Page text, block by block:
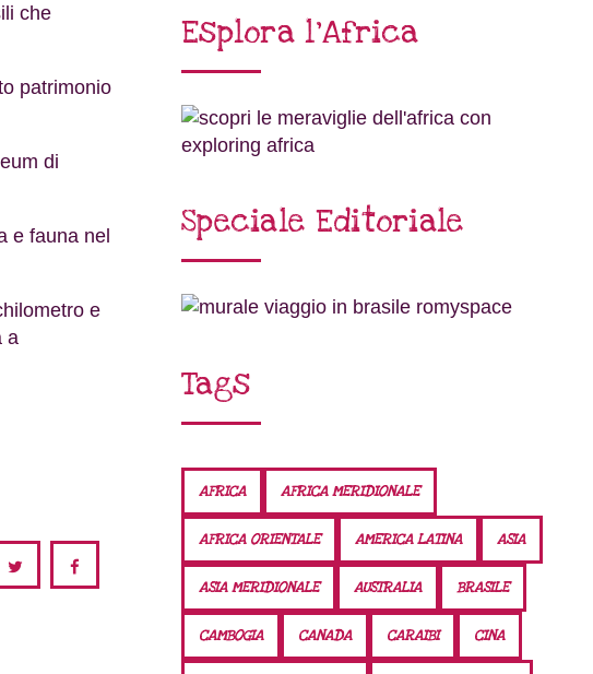
che
patrimonio
di
e fauna nel
e
a
Esplora l’Africa
Speciale Editoriale
Tags
AFRICA AFRICA MERIDIONALE
AFRICA ORIENTALE AMERICA LATINA ASIA
ASIA MERIDIONALE AUSTRALIA BRASILE
CAMBOGIA CANADA CARAIBI CINA